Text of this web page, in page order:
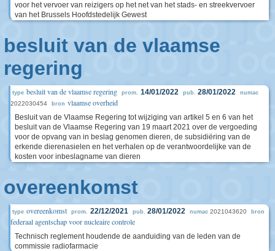
voor het vervoer van reizigers op het net van het stads- en streekvervoer
van het Brussels Hoofdstedelijk Gewest
besluit van de vlaamse
regering
type besluit van de vlaamse regering prom. 14/01/2022 pub. 28/01/2022 numac
2022030454 bron vlaamse overheid
Besluit van de Vlaamse Regering tot wijziging van artikel 5 en 6 van het
besluit van de Vlaamse Regering van 19 maart 2021 over de vergoeding
voor de opvang van in beslag genomen dieren, de subsidiëring van de
erkende dierenasielen en het verhalen op de verantwoordelijke van de
kosten voor inbeslagname van dieren
overeenkomst
type overeenkomst prom. 22/12/2021 pub. 28/01/2022 numac 2021043620 bron
federaal agentschap voor nucleaire controle
Technisch reglement houdende de aanduiding van de leden van de
commissie radiofarmacie